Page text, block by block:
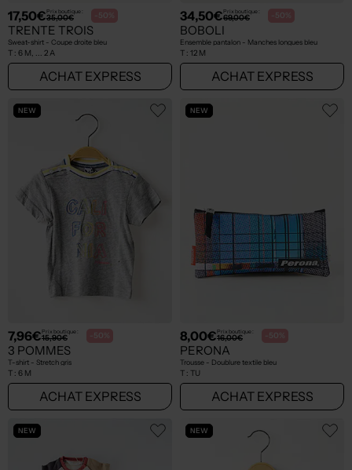
17,50€Prix boutique :
35,00€ -50%
TRENTE TROIS
Sweat-shirt - Coupe droite bleu
T : 6 M, ... 2 A
ACHAT EXPRESS
34,50€Prix boutique :
69,00€ -50%
BOBOLI
Ensemble pantalon - Manches longues bleu
T : 12 M
ACHAT EXPRESS
NEW
7,96€Prix boutique :
15,90€ -50%
3 POMMES
T-shirt - Stretch gris
T : 6 M
ACHAT EXPRESS
NEW
8,00€Prix boutique :
16,00€ -50%
PERONA
Trousse - Doublure textile bleu
T : TU
ACHAT EXPRESS
NEW NEW